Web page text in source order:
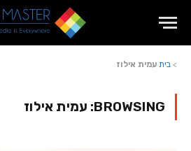
> בית עמית אילוז
BROWSING: עמית אילוז